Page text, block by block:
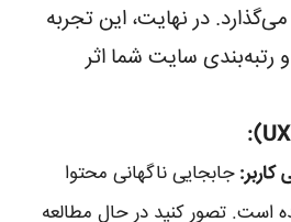
می‌گذارد. در نهایت، این تجربه
رتبه‌بندی سایت شما اثر
جابجایی ناگهانی محتوا
است. تصور کنید در حال مطالعه